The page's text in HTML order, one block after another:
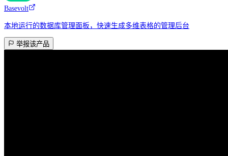
Basevolt
本地运行的数据库管理面板，快速生成多维表格的管理后台
举报该产品